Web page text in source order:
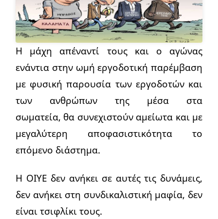
Η μάχη απέναντί τους και ο αγώνας
ενάντια στην ωμή εργοδοτική παρέμβαση
με φυσική παρουσία των εργοδοτών και
των ανθρώπων της μέσα στα
σωματεία, θα συνεχιστούν αμείωτα και με
μεγαλύτερη αποφασιστικότητα το
επόμενο διάστημα.
Η ΟΙΥΕ δεν ανήκει σε αυτές τις δυνάμεις,
δεν ανήκει στη συνδικαλιστική μαφία, δεν
είναι τσιφλίκι τους.